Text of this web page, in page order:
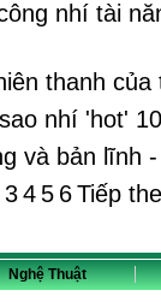
nhí tài
thanh của
nhí 'hot'
và bản lĩnh
3 4 5 6 Tiếp
Nghệ Thuật